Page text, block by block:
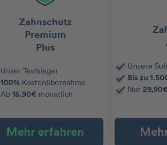
Zahnschutz
Premium
Plus
Unser Testsieger
100% Kostenübernahme
Ab 16,90€monatlich
Mehr erfahren
Unsere
Bis zu
Nur